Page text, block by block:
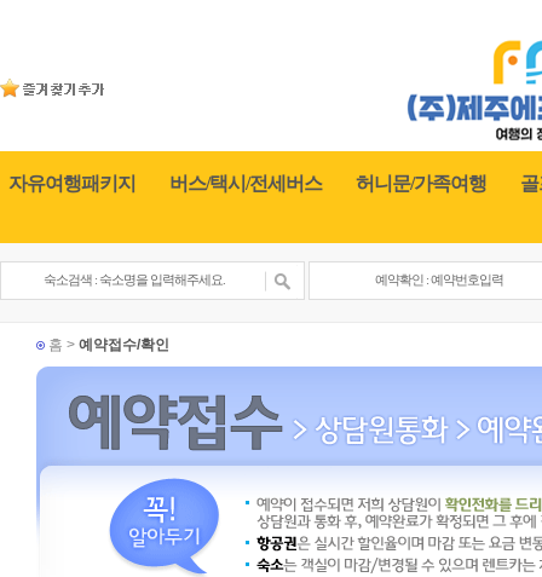
자유여행패키지 버스/택시/전세버스 허니문/가족여행
홈 > 예약접수/확인